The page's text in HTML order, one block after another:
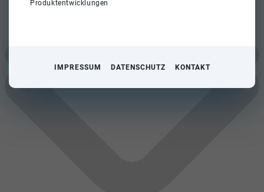
Produktentwicklungen
IMPRESSUM DATENSCHUTZ KONTAKT